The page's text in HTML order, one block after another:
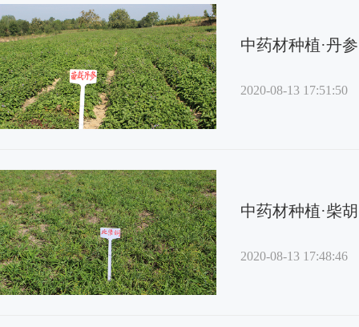
中药材种植·丹参
2020-08-13 17:51:50
中药材种植·柴胡
2020-08-13 17:48:46